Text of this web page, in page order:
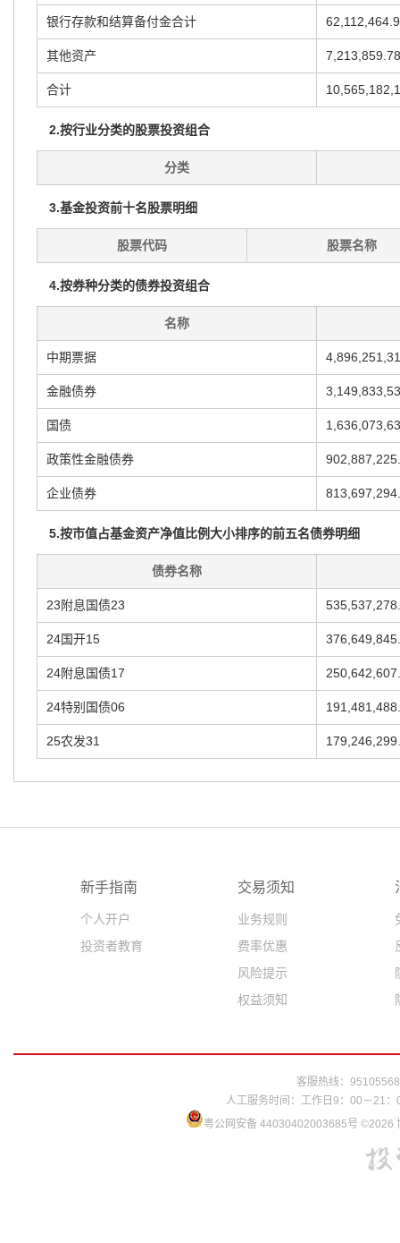
银行存款和结算备付金合计
其他资产 7,213,859.78
合计
2.按行业分类的股票投资组合
分类
3.基金投资前十名股票明细
股票代码 股票名称
4.按券种分类的债券投资组合
名称
中期票据
金融债券
国债
政策性金融债券
企业债券
5.按市值占基金资产净值比例大小排序的前五名债券明细
债券名称
23附息国债23
24国开15
24附息国债17
24特别国债06
25农发31
新手指南
个人开户
投资者教育
交易须知
业务规则
费率优惠
风险提示
权益须知
客服热线：
人工服务时间：工作日9：00－21
粤公网安备 44030402003685号 ©2026